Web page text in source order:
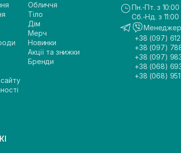
Обличчя
Тіло
Дім
Мерч
Новинки
Акції та знижки
Бренди
Пн.-Пт. з
Сб.-Нд. з
Менеджер
+38 (097)
+38 (097)
+38 (097)
+38 (068)
+38 (068)